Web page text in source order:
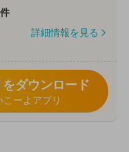
詳細情報を見る
をダウンロード
こーよアプリ